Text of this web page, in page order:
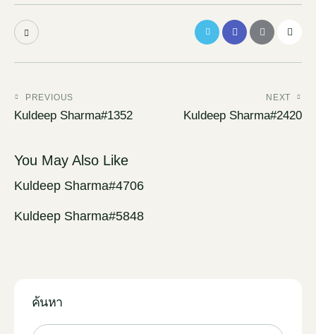
PREVIOUS
Kuldeep Sharma#1352
NEXT
Kuldeep Sharma#2420
You May Also Like
Kuldeep Sharma#4706
Kuldeep Sharma#5848
ค้นหา